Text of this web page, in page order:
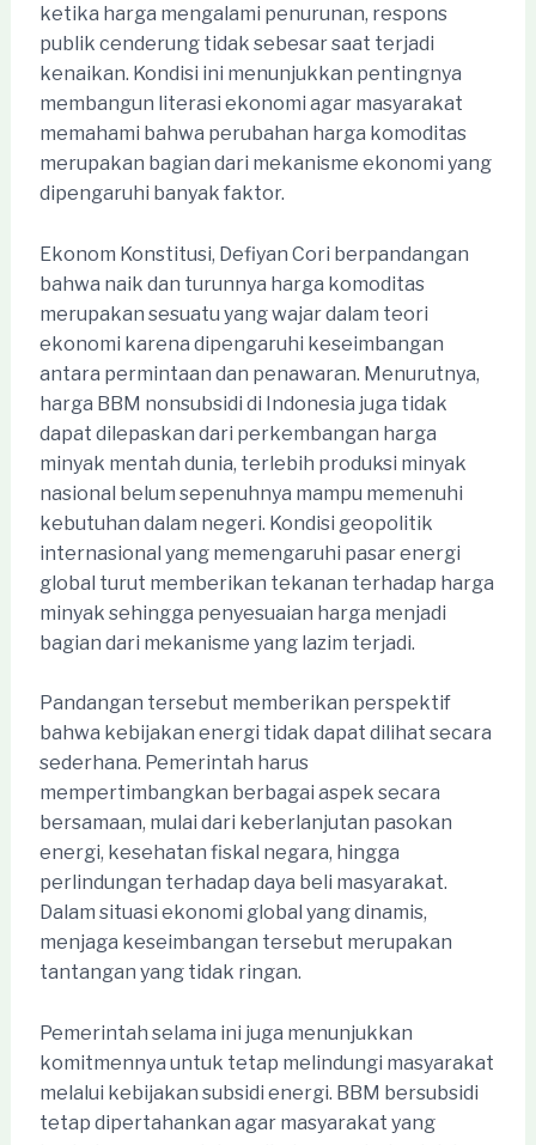
ketika harga mengalami penurunan, respons
publik cenderung tidak sebesar saat terjadi
kenaikan. Kondisi ini menunjukkan pentingnya
membangun literasi ekonomi agar masyarakat
memahami bahwa perubahan harga komoditas
merupakan bagian dari mekanisme ekonomi yang
dipengaruhi banyak faktor.
Ekonom Konstitusi, Defiyan Cori berpandangan
bahwa naik dan turunnya harga komoditas
merupakan sesuatu yang wajar dalam teori
ekonomi karena dipengaruhi keseimbangan
antara permintaan dan penawaran. Menurutnya,
harga BBM nonsubsidi di Indonesia juga tidak
dapat dilepaskan dari perkembangan harga
minyak mentah dunia, terlebih produksi minyak
nasional belum sepenuhnya mampu memenuhi
kebutuhan dalam negeri. Kondisi geopolitik
internasional yang memengaruhi pasar energi
global turut memberikan tekanan terhadap harga
minyak sehingga penyesuaian harga menjadi
bagian dari mekanisme yang lazim terjadi.
Pandangan tersebut memberikan perspektif
bahwa kebijakan energi tidak dapat dilihat secara
sederhana. Pemerintah harus
mempertimbangkan berbagai aspek secara
bersamaan, mulai dari keberlanjutan pasokan
energi, kesehatan fiskal negara, hingga
perlindungan terhadap daya beli masyarakat.
Dalam situasi ekonomi global yang dinamis,
menjaga keseimbangan tersebut merupakan
tantangan yang tidak ringan.
Pemerintah selama ini juga menunjukkan
komitmennya untuk tetap melindungi masyarakat
melalui kebijakan subsidi energi. BBM bersubsidi
tetap dipertahankan agar masyarakat yang